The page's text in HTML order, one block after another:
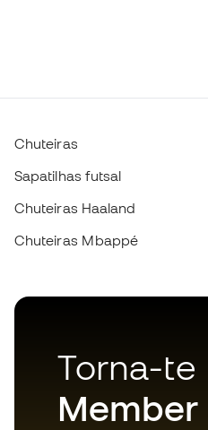
Chuteiras
Sapatilhas futsal
Chuteiras Haaland
Chuteiras Mbappé
Torna-te
Member